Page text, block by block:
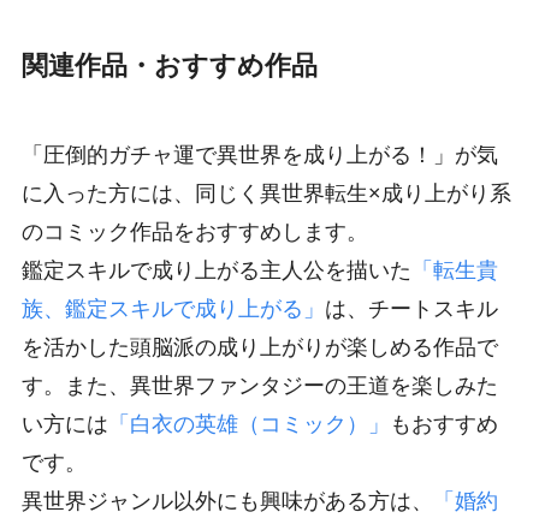
関連作品・おすすめ作品
「圧倒的ガチャ運で異世界を成り上がる！」が気
に入った方には、同じく異世界転生×成り上がり系
のコミック作品をおすすめします。
鑑定スキルで成り上がる主人公を描いた 「転生貴
族、鑑定スキルで成り上がる」 は、チートスキル
を活かした頭脳派の成り上がりが楽しめる作品で
す。また、異世界ファンタジーの王道を楽しみた
い方には 「白衣の英雄（コミック）」
もおすすめ
です。
異世界ジャンル以外にも興味がある方は、
「婚約